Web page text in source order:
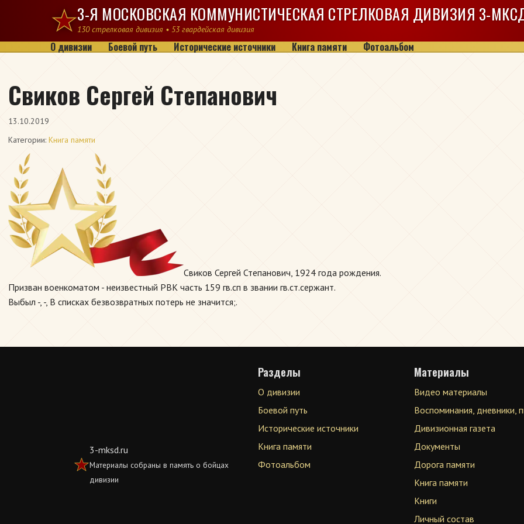
Перейти к содержимому3-Я МОСКОВСКАЯ КОММУНИСТИЧЕСКАЯ СТРЕЛКОВАЯ ДИВИЗИЯ 3-
130 стрелковая дивизия • 53 гвардейская дивизия
О дивизии Боевой путь Исторические источники Книга памяти Фотоальбом
Свиков Сергей Степанович
13.10.2019
Категории: Книга памяти
Свиков Сергей Степанович, 1924 года рождения.
Призван военкоматом - неизвестный РВК часть 159 гв.сп в звании гв.ст.сержант.
Выбыл -, -, В списках безвозвратных потерь не значится;.
3-mksd.ru
Материалы собраны в память о бойцах
дивизии
Разделы
О дивизии
Боевой путь
Исторические источники
Книга памяти
Фотоальбом
Материалы
Видео материалы
Воспоминания, дневники,
Дивизионная газета
Документы
Дорога памяти
Книга памяти
Книги
Личный состав